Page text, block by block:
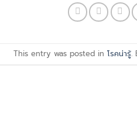
This entry was posted inโรคน่ารู้.